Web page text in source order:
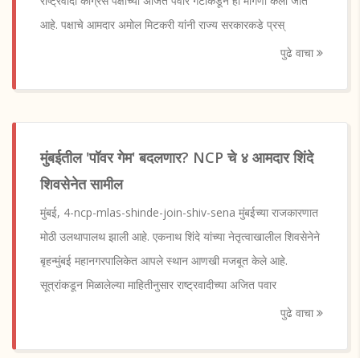
आहे. पक्षाचे आमदार अमोल मिटकरी यांनी राज्य सरकारकडे प्रस्
पुढे वाचा
मुंबईतील 'पॉवर गेम' बदलणार? NCP चे ४ आमदार शिंदे
शिवसेनेत सामील
मुंबई, 4-ncp-mlas-shinde-join-shiv-sena मुंबईच्या राजकारणात
मोठी उलथापालथ झाली आहे. एकनाथ शिंदे यांच्या नेतृत्वाखालील शिवसेनेने
बृहन्मुंबई महानगरपालिकेत आपले स्थान आणखी मजबूत केले आहे.
सूत्रांकडून मिळालेल्या माहितीनुसार राष्ट्रवादीच्या अजित पवार
पुढे वाचा